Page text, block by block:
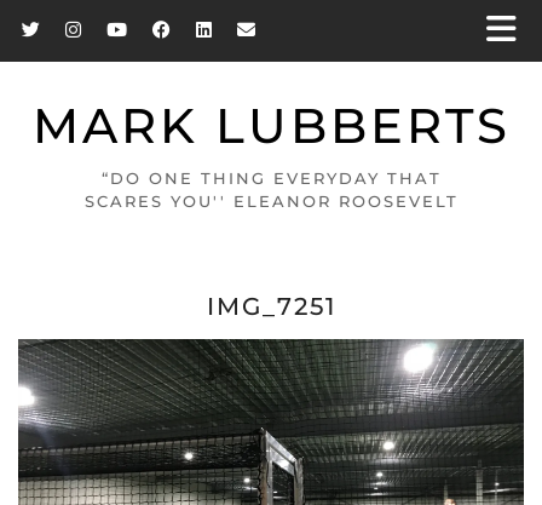
MARK LUBBERTS
“DO ONE THING EVERYDAY THAT
SCARES YOU'' ELEANOR ROOSEVELT
IMG_7251